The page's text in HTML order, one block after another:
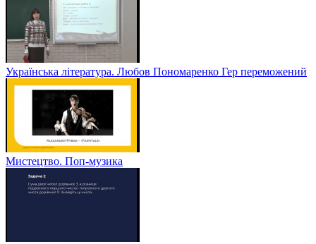
Українська література. Любов Пономаренко Гер переможений
Мистецтво. Поп-музика